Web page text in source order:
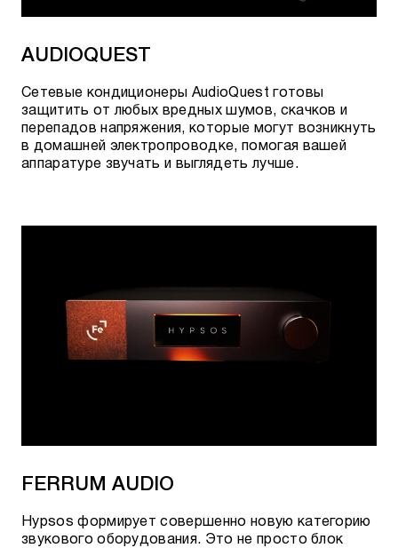
Система защиты:автоматическая защита от
Нагрузка на каждую розетку: 8 А;
Максимальная общая нагрузка: 10 А;
Комплектация: 6 кабелей (IEC C13 на C14), 1
основной кабель питания;
Актуальное наличие, возможность
По электронной почте:
Нажав кнопку - "посетить шоурум".
AUDIOQUEST
Сетевые кондиционеры AudioQuest готовы
защитить от любых вредных шумов, скачков и
перепадов напряжения, которые могут возникнуть
в домашней электропроводке, помогая вашей
аппаратуре звучать и выглядеть лучше.
FERRUM AUDIO
Hypsos формирует совершенно новую категорию
звукового оборудования. Это не просто блок